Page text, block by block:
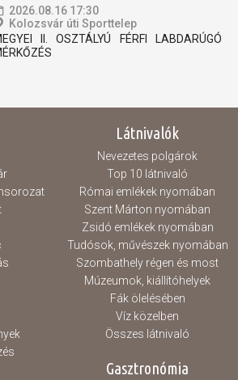
2026.08.16 17:30
Kolozsvár úti Sporttelep
II. OSZTÁLYÚ FÉRFI LABDARÚGÓ
Látnivalók
Nevezetes polgárok
Top 10 látnivaló
Római emlékek nyomában
Szent Márton nyomában
Zsidó emlékek nyomában
Tudósok, művészek nyomában
Szombathely régen és most
Múzeumok, kiállítóhelyek
Fák ölelésében
Víz közelben
Összes látnivaló
Gasztronómia